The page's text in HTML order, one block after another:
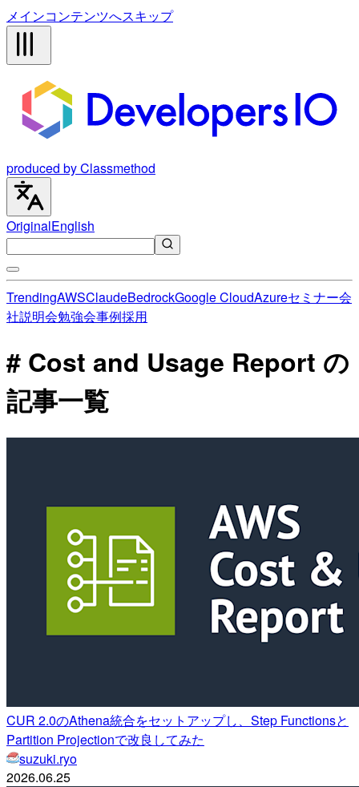
メインコンテンツへスキップ
produced by Classmethod
OriginalEnglish
TrendingAWSClaudeBedrockGoogle CloudAzureセミナー会
社説明会勉強会事例採用
# Cost and Usage Report の
記事一覧
CUR 2.0のAthena統合をセットアップし、Step Functionsと
Partition Projectionで改良してみた
suzuki.ryo
2026.06.25